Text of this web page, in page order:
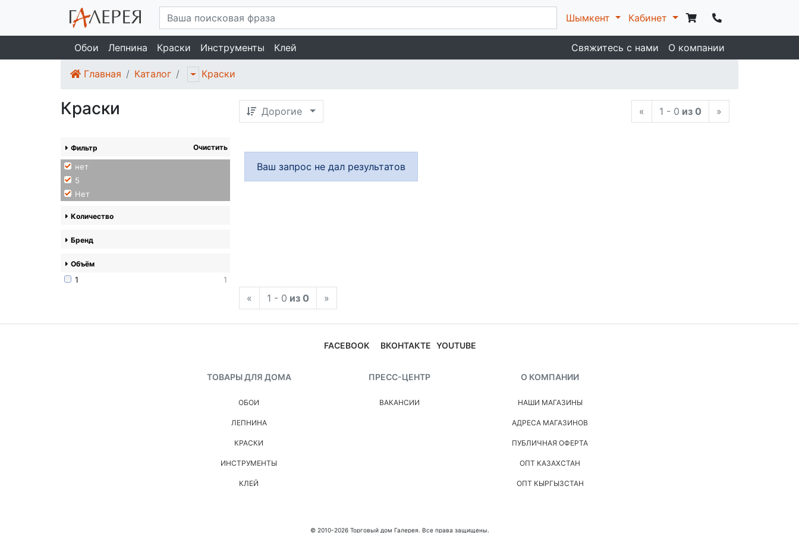
Шымкент Кабинет
Обои Лепнина Краски Инструменты Клей Свяжитесь с нами О компании
Главная Каталог Краски
Краски Дорогие « 1 - 0 из 0 »
Фильтр Очистить
нет
5
Нет
Количество
Бренд
Объём
1 1
Ваш запрос не дал результатов
« 1 - 0 из 0 »
FACEBOOK ВКОНТАКТЕ YOUTUBE
ТОВАРЫ ДЛЯ ДОМА
ОБОИ
ЛЕПНИНА
КРАСКИ
ИНСТРУМЕНТЫ
КЛЕЙ
ПРЕСС-ЦЕНТР
ВАКАНСИИ
О КОМПАНИИ
НАШИ МАГАЗИНЫ
АДРЕСА МАГАЗИНОВ
ПУБЛИЧНАЯ ОФЕРТА
ОПТ КАЗАХСТАН
ОПТ КЫРГЫЗСТАН
© 2010-2026 Торговый дом Галерея. Все права защищены.